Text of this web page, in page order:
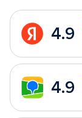
4.9
4.9